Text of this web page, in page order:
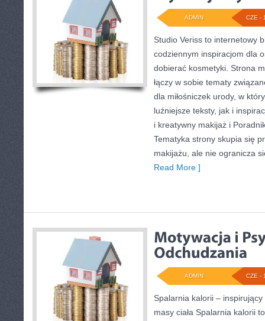
CZE -
ADMIN
Studio Veriss to internetowy
codziennym inspiracjom dla
dobierać kosmetyki. Strona
łączy w sobie tematy
dla miłośniczek urody, w
luźniejsze teksty, jak i
i kreatywny makijaż i
Tematyka strony skupia się
makijażu, ale nie ogranicza
Read More ]
CZE -
ADMIN
Spalarnia kalorii –
masy ciała Spalarnia kalorii